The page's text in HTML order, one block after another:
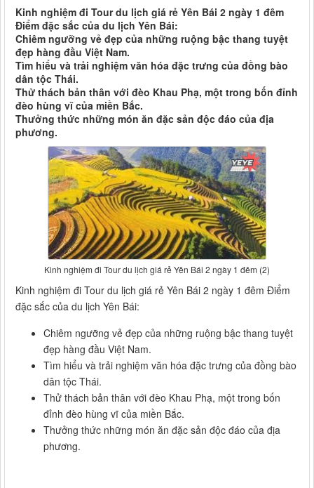
Kinh nghiệm đi Tour du lịch giá rẻ Yên Bái 2 ngày 1 đêm
Điểm đặc sắc của du lịch Yên Bái:
Chiêm ngưỡng vẻ đẹp của những ruộng bậc thang tuyệt
đẹp hàng đầu Việt Nam.
Tìm hiểu và trải nghiệm văn hóa đặc trưng của đồng bào
dân tộc Thái.
Thử thách bản thân với đèo Khau Phạ, một trong bốn đỉnh
đèo hùng vĩ của miền Bắc.
Thưởng thức những món ăn đặc sản độc đáo của địa
phương.
Kinh nghiệm đi Tour du lịch giá rẻ Yên Bái 2 ngày 1 đêm (2)
Kinh nghiệm đi Tour du lịch giá rẻ Yên Bái 2 ngày 1 đêm Điểm
đặc sắc của du lịch Yên Bái:
Chiêm ngưỡng vẻ đẹp của những ruộng bậc thang tuyệt
đẹp hàng đầu Việt Nam.
Tìm hiểu và trải nghiệm văn hóa đặc trưng của đồng bào
dân tộc Thái.
Thử thách bản thân với đèo Khau Phạ, một trong bốn
đỉnh đèo hùng vĩ của miền Bắc.
Thưởng thức những món ăn đặc sản độc đáo của địa
phương.